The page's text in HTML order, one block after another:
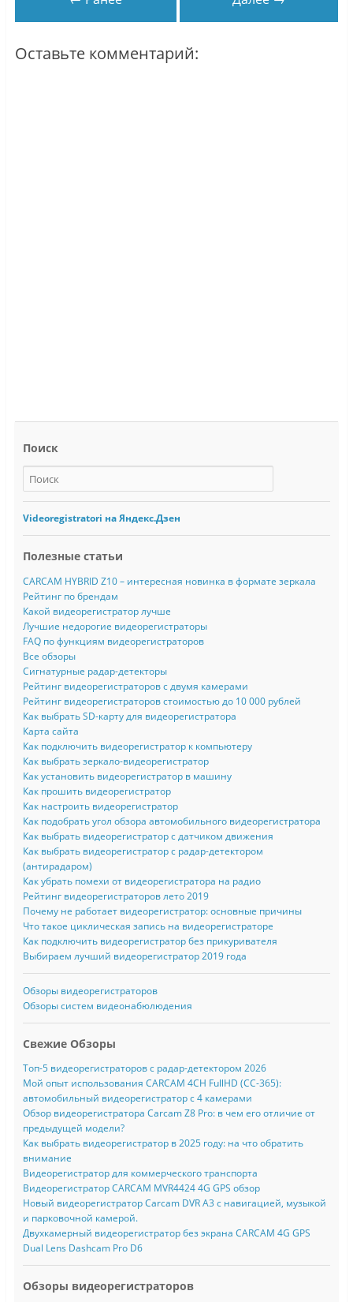
Оставьте комментарий:
Поиск
Videoregistratori на Яндекс.Дзен
Полезные статьи
CARCAM HYBRID Z10 – интересная новинка в формате зеркала
Рейтинг по брендам
Какой видеорегистратор лучше
Лучшие недорогие видеорегистраторы
FAQ по функциям видеорегистраторов
Все обзоры
Сигнатурные радар-детекторы
Рейтинг видеорегистраторов с двумя камерами
Рейтинг видеорегистраторов стоимостью до 10 000 рублей
Как выбрать SD-карту для видеорегистратора
Карта сайта
Как подключить видеорегистратор к компьютеру
Как выбрать зеркало-видеорегистратор
Как установить видеорегистратор в машину
Как прошить видеорегистратор
Как настроить видеорегистратор
Как подобрать угол обзора автомобильного видеорегистратора
Как выбрать видеорегистратор с датчиком движения
Как выбрать видеорегистратор с радар-детектором
(антирадаром)
Как убрать помехи от видеорегистратора на радио
Рейтинг видеорегистраторов лето 2019
Почему не работает видеорегистратор: основные причины
Что такое циклическая запись на видеорегистраторе
Как подключить видеорегистратор без прикуривателя
Выбираем лучший видеорегистратор 2019 года
Обзоры видеорегистраторов
Обзоры систем видеонабюлюдения
Свежие Обзоры
Топ-5 видеорегистраторов с радар-детектором 2026
Мой опыт использования CARCAM 4CH FullHD (CC-365):
автомобильный видеорегистратор с 4 камерами
Обзор видеорегистратора Carcam Z8 Pro: в чем его отличие от
предыдущей модели?
Как выбрать видеорегистратор в 2025 году: на что обратить
внимание
Видеорегистратор для коммерческого транспорта
Видеорегистратор CARCAM MVR4424 4G GPS обзор
Новый видеорегистратор Carcam DVR A3 с навигацией, музыкой
и парковочной камерой.
Двухкамерный видеорегистратор без экрана CARCAM 4G GPS
Dual Lens Dashcam Pro D6
Обзоры видеорегистраторов